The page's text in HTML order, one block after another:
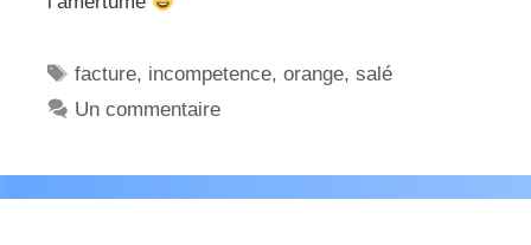
Étiquettes
facture, incompetence,orange,salé
Un commentaire